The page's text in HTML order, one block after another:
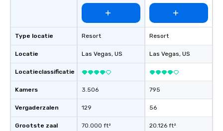
Type locatie
Locatie
Locatieclassificatie
Kamers
Vergaderzalen
Grootste zaal
Resort
Las Vegas, US
3.506
129
70.000 ft²
Resort
Las Vegas, US
795
56
20.126 ft²